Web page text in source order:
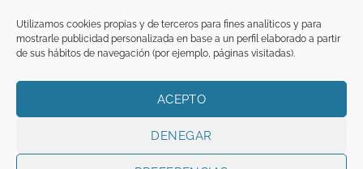
Utilizamos cookies propias y de terceros para fines analíticos y para
mostrarle publicidad personalizada en base a un perfil elaborado a partir
de sus hábitos de navegación (por ejemplo, páginas visitadas).
ACEPTO
DENEGAR
TÉRMINOS Y CONDICIONES
Copyright 2026 ©FunciFUNCI es titular de los derechos de propiedad